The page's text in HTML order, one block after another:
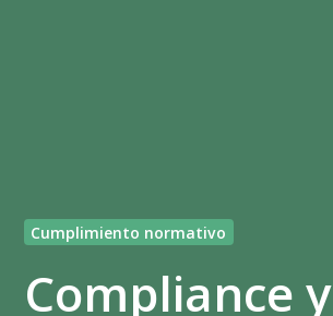
Cumplimiento normativo
Compliance y